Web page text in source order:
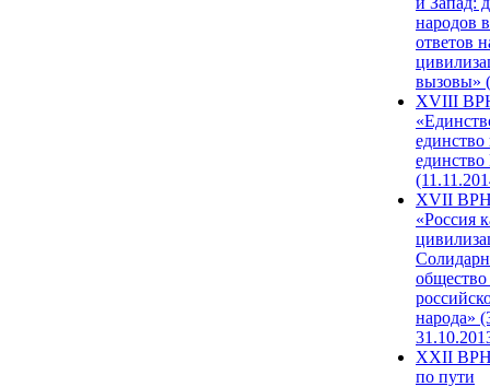
народов
ответов
вызовы»
XVIII
единство
единство
XVII
«Россия
народа»
XXII
по пути